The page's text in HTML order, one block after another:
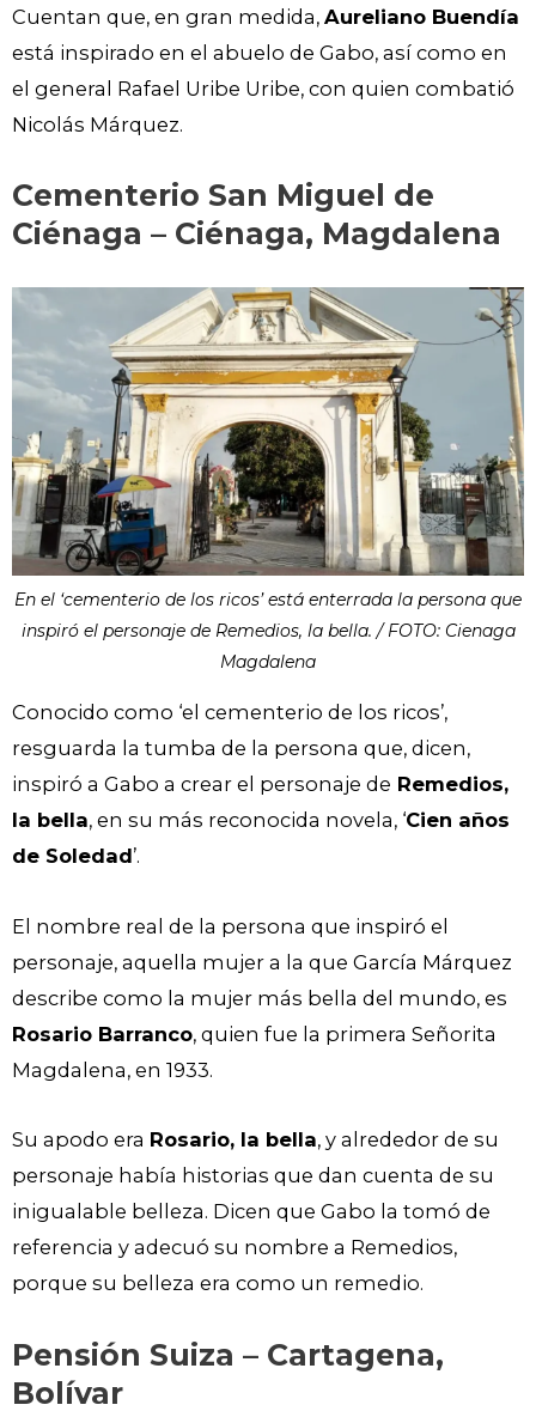
Cuentan que, en gran medida, Aureliano Buendía
está inspirado en el abuelo de Gabo, así como en
el general Rafael Uribe Uribe, con quien combatió
Nicolás Márquez.
Cementerio San Miguel de
Ciénaga – Ciénaga, Magdalena
En el ‘cementerio de los ricos’ está enterrada la persona que
inspiró el personaje de Remedios, la bella. / FOTO: Cienaga
Magdalena
Conocido como ‘el cementerio de los ricos’,
resguarda la tumba de la persona que, dicen,
inspiró a Gabo a crear el personaje de Remedios,
la bella, en su más reconocida novela, ‘Cien años
de Soledad’.
El nombre real de la persona que inspiró el
personaje, aquella mujer a la que García Márquez
describe como la mujer más bella del mundo, es
Rosario Barranco, quien fue la primera Señorita
Magdalena, en 1933.
Su apodo era Rosario, la bella, y alrededor de su
personaje había historias que dan cuenta de su
inigualable belleza. Dicen que Gabo la tomó de
referencia y adecuó su nombre a Remedios,
porque su belleza era como un remedio.
Pensión Suiza – Cartagena,
Bolívar